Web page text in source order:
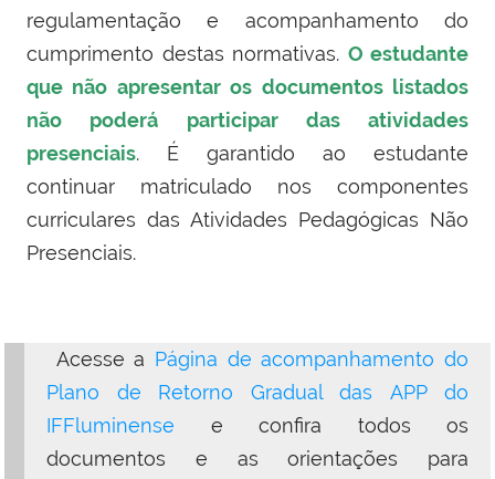
regulamentação e acompanhamento do
cumprimento destas normativas. O estudante
que não apresentar os documentos listados
não poderá participar das atividades
presenciais. É garantido ao estudante
continuar matriculado nos componentes
curriculares das Atividades Pedagógicas Não
Presenciais.
Acesse a Página de acompanhamento do
Plano de Retorno Gradual das APP do
IFFluminense e confira todos os
documentos e as orientações para